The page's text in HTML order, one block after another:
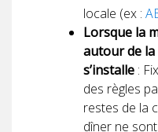
locale (ex :
Lorsque la
autour de
s’installe :
des règles
restes de la
dîner ne